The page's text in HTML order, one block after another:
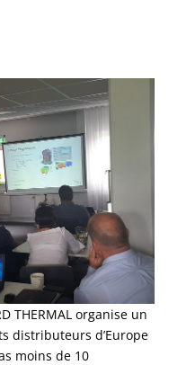
THERMAL organise un
distributeurs d’Europe
moins de 10